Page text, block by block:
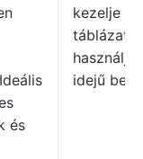
és
kezelje
használja
idejű